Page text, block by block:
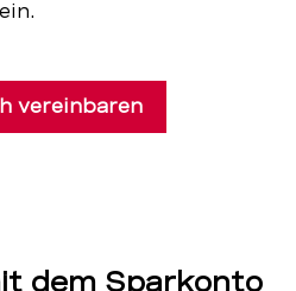
vereinbaren
dem Sparkonto